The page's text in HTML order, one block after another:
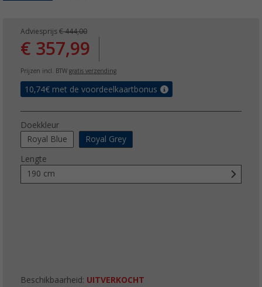
Adviesprijs € 444,00
€ 357,99
Prijzen incl. BTW gratis verzending
10,74€ met de voordeelkaartbonus
Doekkleur
Royal Blue
Royal Grey
Lengte
190 cm
Beschikbaarheid: UITVERKOCHT